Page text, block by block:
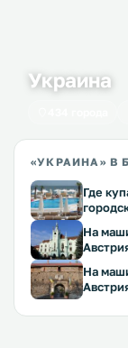
Украина
«УКРАИНА» В
Где
На
На